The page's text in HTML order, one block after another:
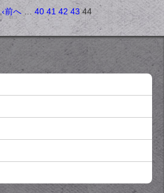
‹前へ … 40 41 42 43 44